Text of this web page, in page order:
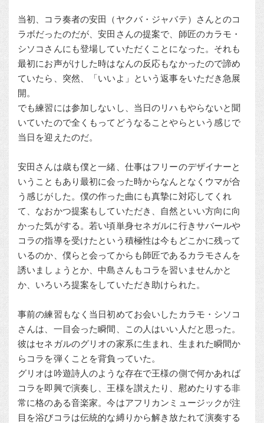
当初、コラ奏者の安田（ヤクバ・ジャバテ）さんとのコ
ラボだったのだが、安田さんの提案で、師匠のカラモ・
シソコさんにも登場していただくことになった。それも
最初にお声がけした時はなんの反応もなかったので諦め
ていたら、突然、「いいよ」という返事をいただき急展
開。
でも練習には参加しないし、当日のリハもやらないと聞
いていたので全くもってどうなることやらという感じで
当日を迎えたのだ。
安田さんは歳も僕と一緒、仕事はフリーのデザイナーと
いうこともあり最初に会った時からなんとなくウマが合
う感じがした。僕の作った曲にも真摯に対応してくれ
て、なおかつ提案もしていただき、自然といい方向に向
かった気がする。若い頃単身セネガルに行きサバールや
コラの指導を受けたという積極性は今もどこかに残って
いるのか、僕らと会ってからも師匠であるカラモさんを
誘いましょうとか、中島さんもコラを習いませんかと
か、いろいろ提案をしていただき助けられた。
事前の練習もなく当日初めてお会いしたカラモ・シソコ
さんは、一目会った瞬間、この人はいい人だと思った。
彼はセネガルのグリオの家系に生まれ、生まれた瞬間か
らコラを弾くことを背負っていた。
グリオは吟遊詩人のような存在で王様の側で何かあれば
コラを即興で演奏し、王様を讃えたり、慰めたりする非
常に格のある音楽家。今はアフリカンミュージックが注
目を浴びコラは伝統的な縛りから解き放たれて演奏する